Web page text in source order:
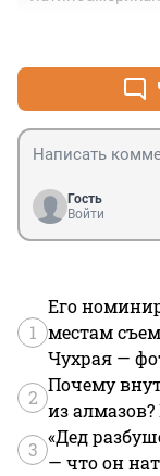
удовольствие.
таки город
Гость
Войти
1
Его
местам
Чухрая —
2
Почему
из
3
«Дед
— что он